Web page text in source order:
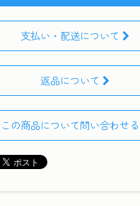
支払い・配送について
返品について
この商品について問い合わせる